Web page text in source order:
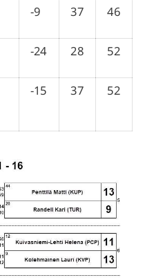
-9 37 46
-24 28 52
-15 37 52